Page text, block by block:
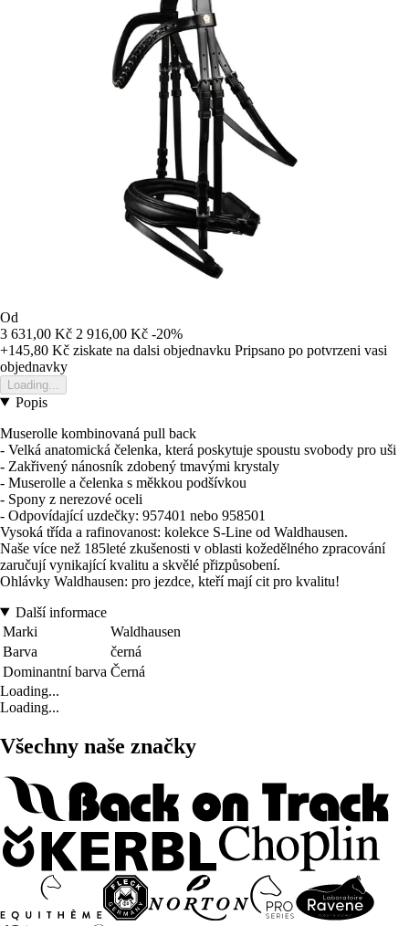
Od
3 631,00 Kč 2 916,00 Kč -20%
+145,80 Kč ziskate na dalsi objednavku Pripsano po potvrzeni vasi
objednavky
Loading...
Popis
Muserolle kombinovaná pull back
- Velká anatomická čelenka, která poskytuje spoustu svobody pro uši
- Zakřivený nánosník zdobený tmavými krystaly
- Muserolle a čelenka s měkkou podšívkou
- Spony z nerezové oceli
- Odpovídající uzdečky: 957401 nebo 958501
Vysoká třída a rafinovanost: kolekce S-Line od Waldhausen.
Naše více než 185leté zkušenosti v oblasti kožedělného zpracování
zaručují vynikající kvalitu a skvělé přizpůsobení.
Ohlávky Waldhausen: pro jezdce, kteří mají cit pro kvalitu!
Další informace
Marki
Waldhausen
Barva
černá
Dominantní barva Černá
Loading...
Loading...
Všechny naše značky